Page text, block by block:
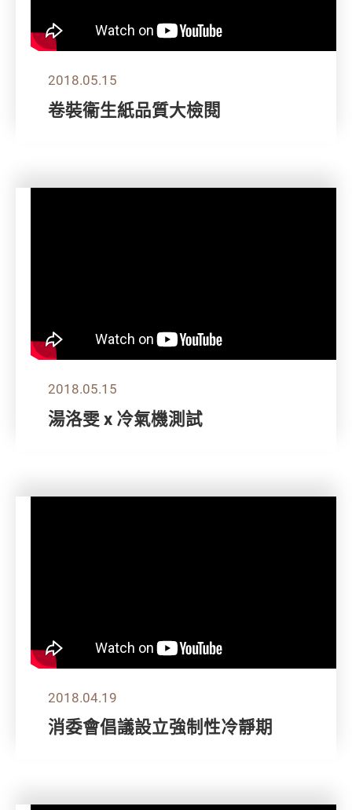
2018.05.15
卷裝衞生紙品質大檢閱
2018.05.15
湯洛雯 x 冷氣機測試
2018.04.19
消委會倡議設立強制性冷靜期